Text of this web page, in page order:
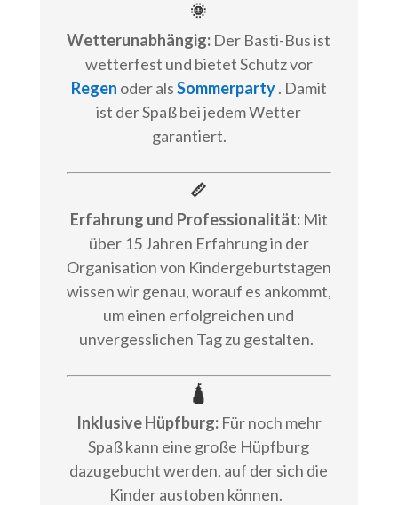
🌞
Wetterunabhängig: Der Basti-Bus ist
wetterfest und bietet Schutz vor
Regen oder alsSommerparty. Damit
ist der Spaß bei jedem Wetter
garantiert.
📏
Erfahrung und Professionalität:Mit
über 15 Jahren Erfahrung in der
Organisation von Kindergeburtstagen
wissen wir genau, worauf es ankommt,
um einen erfolgreichen und
unvergesslichen Tag zu gestalten.
🛕
Inklusive Hüpfburg:Für noch mehr
Spaß kann eine große Hüpfburg
dazugebucht werden, auf der sich die
Kinder austoben können.